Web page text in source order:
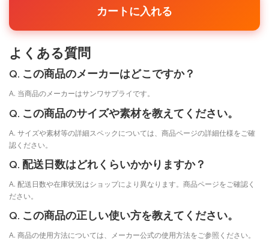
カートに入れる
よくある質問
Q. この商品のメーカーはどこですか？
A. 当商品のメーカーはサンワサプライです。
Q. この商品のサイズや素材を教えてください。
A. サイズや素材等の詳細スペックについては、商品ページの詳細仕様をご確
認ください。
Q. 配送日数はどれくらいかかりますか？
A. 配送日数や在庫状況はショップにより異なります。商品ページをご確認く
ださい。
Q. この商品の正しい使い方を教えてください。
A. 商品の使用方法については、メーカー公式の使用方法をご参照ください。